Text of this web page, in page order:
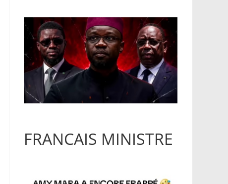
FRANCAIS MINISTRE